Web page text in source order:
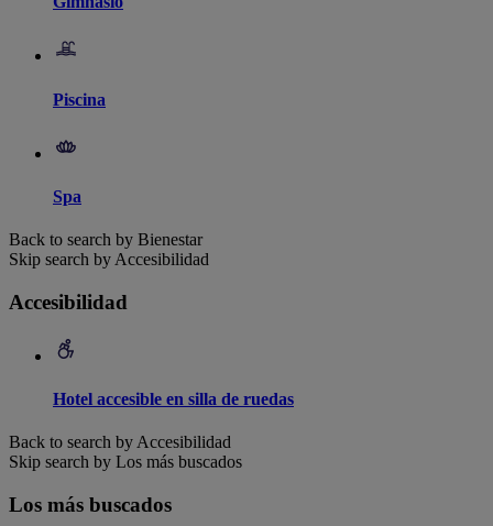
Piscina
Spa
Back to search by Bienestar
Skip search by Accesibilidad
Accesibilidad
Hotel accesible en silla de ruedas
Back to search by Accesibilidad
Skip search by Los más buscados
Los más buscados